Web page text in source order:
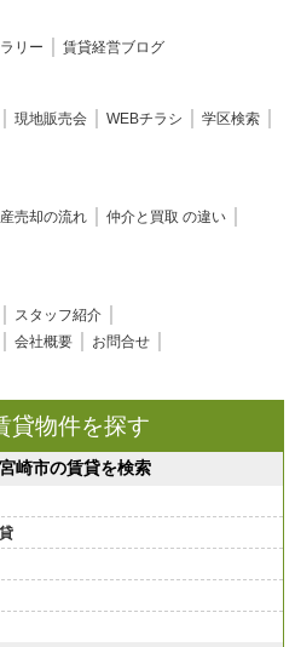
リー 賃貸経営ブログ
現地販売会 WEBチラシ
学区検索
売却の流れ
仲介と買取 の違い
スタッフ紹介
会社概要
お問合せ
貸物件を探す
崎市の賃貸を検索